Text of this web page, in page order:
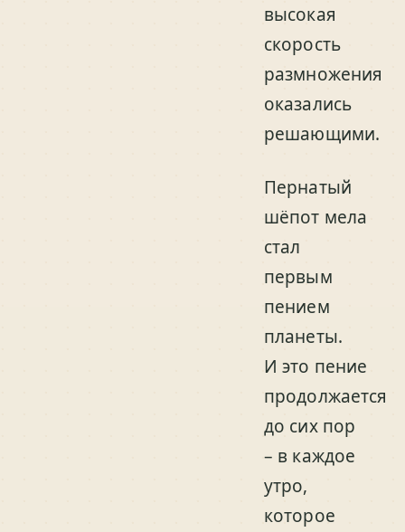
высокая
скорость
размножения
оказались
решающими.
Пернатый
шёпот мела
стал
первым
пением
планеты.
И это пение
продолжается
до сих пор
– в каждое
утро,
которое